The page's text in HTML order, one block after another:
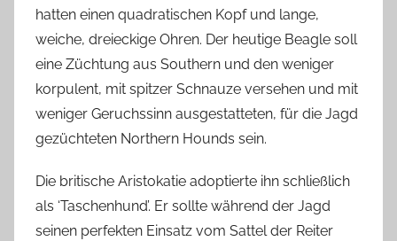
hatten einen quadratischen Kopf und lange,
weiche, dreieckige Ohren. Der heutige Beagle soll
eine Züchtung aus Southern und den weniger
korpulent, mit spitzer Schnauze versehen und mit
weniger Geruchssinn ausgestatteten, für die Jagd
gezüchteten Northern Hounds sein.
Die britische Aristokatie adoptierte ihn schließlich
als ‘Taschenhund’. Er sollte während der Jagd
seinen perfekten Einsatz vom Sattel der Reiter